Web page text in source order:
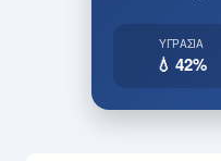
ΥΓΡΑΣΊΑ
💧 42%